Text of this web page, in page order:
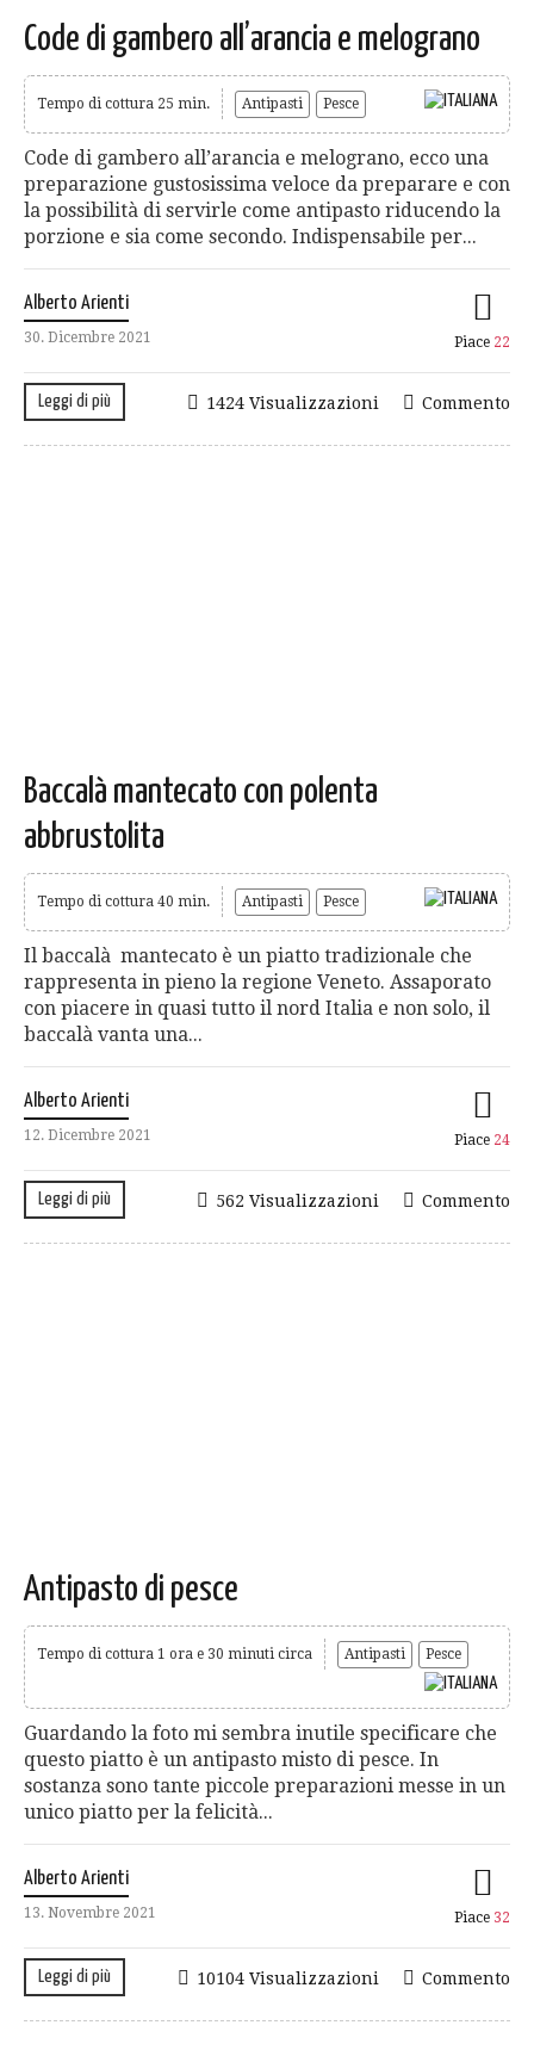
Code di gambero all’arancia e melograno
Tempo di cottura 25 min. Antipasti Pesce
Code di gambero all’arancia e melograno, ecco una
preparazione gustosissima veloce da preparare e con
la possibilità di servirle come antipasto riducendo la
porzione e sia come secondo. Indispensabile per...
Alberto Arienti
30. Dicembre 2021 Piace 22
Leggi di più Commento
1424 Visualizzazioni
Baccalà mantecato con polenta
abbrustolita
Tempo di cottura 40 min. Antipasti Pesce
Il baccalà mantecato è un piatto tradizionale che
rappresenta in pieno la regione Veneto. Assaporato
con piacere in quasi tutto il nord Italia e non solo, il
baccalà vanta una...
Alberto Arienti
12. Dicembre 2021 Piace 24
Leggi di più Commento
562 Visualizzazioni
Antipasto di pesce
Tempo di cottura 1 ora e 30 minuti circa Antipasti Pesce
Guardando la foto mi sembra inutile specificare che
questo piatto è un antipasto misto di pesce. In
sostanza sono tante piccole preparazioni messe in un
unico piatto per la felicità...
Alberto Arienti
13. Novembre 2021 Piace 32
Leggi di più Commento
10104 Visualizzazioni